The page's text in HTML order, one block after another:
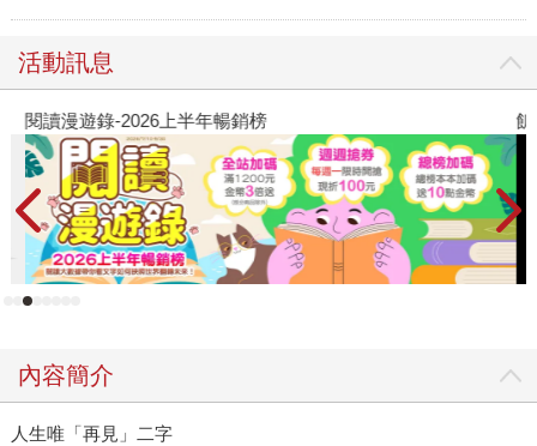
活動訊息
閱讀漫遊錄-2026上半年暢銷榜 飢
內容簡介
人生唯「再見」二字